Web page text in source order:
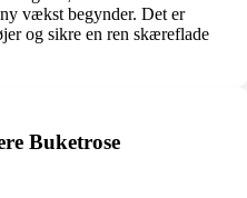
vækst begynder. Det er
og sikre en ren skæreflade
Buketrose